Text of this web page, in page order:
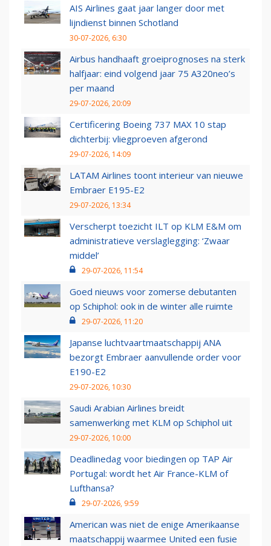
AIS Airlines gaat jaar langer door met
lijndienst binnen Schotland
30-07-2026, 6:30
Airbus handhaaft groeiprognoses na sterk
halfjaar: eind volgend jaar 75 A320neo’s
per maand
29-07-2026, 20:09
Certificering Boeing 737 MAX 10 stap
dichterbij: vliegproeven afgerond
29-07-2026, 14:09
LATAM Airlines toont interieur van nieuwe
Embraer E195-E2
29-07-2026, 13:34
Verscherpt toezicht ILT op KLM E&M om
administratieve verslaglegging: ‘Zwaar
middel’
29-07-2026, 11:54
Goed nieuws voor zomerse debutanten
op Schiphol: ook in de winter alle ruimte
29-07-2026, 11:20
Japanse luchtvaartmaatschappij ANA
bezorgt Embraer aanvullende order voor
E190-E2
29-07-2026, 10:30
Saudi Arabian Airlines breidt
samenwerking met KLM op Schiphol uit
29-07-2026, 10:00
Deadlinedag voor biedingen op TAP Air
Portugal: wordt het Air France-KLM of
Lufthansa?
29-07-2026, 9:59
American was niet de enige Amerikaanse
maatschappij waarmee United een fusie